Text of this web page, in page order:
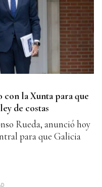
la Xunta para que
de costas
Rueda, anunció hoy
para que Galicia